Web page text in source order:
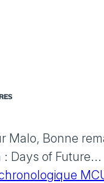
Malo, Bonne
: Days of Future...